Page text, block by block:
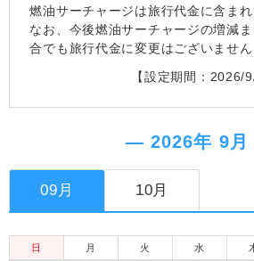
燃油サーチャージは旅行代金に含まれ
なお、今後燃油サーチャージの増減
合でも旅行代金に変更はございません
【設定期間：2026/
― 2026年 9
09月 10月
日 月 火 水